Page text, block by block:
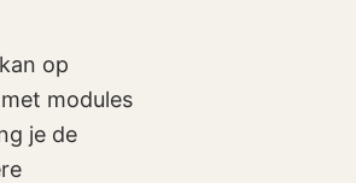
op
modules
je de